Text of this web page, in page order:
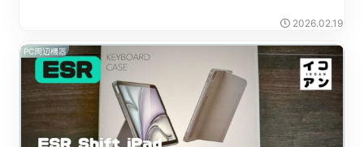
2026.02.19
PC周辺機器